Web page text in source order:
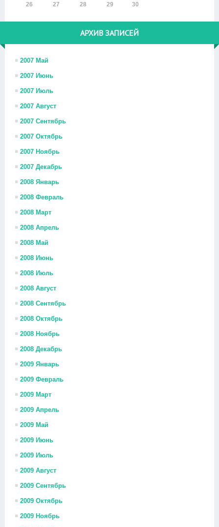
26 27 28 29 30
АРХИВ ЗАПИСЕЙ
2007 Май
2007 Июнь
2007 Июль
2007 Август
2007 Сентябрь
2007 Октябрь
2007 Ноябрь
2007 Декабрь
2008 Январь
2008 Февраль
2008 Март
2008 Апрель
2008 Май
2008 Июнь
2008 Июль
2008 Август
2008 Сентябрь
2008 Октябрь
2008 Ноябрь
2008 Декабрь
2009 Январь
2009 Февраль
2009 Март
2009 Апрель
2009 Май
2009 Июнь
2009 Июль
2009 Август
2009 Сентябрь
2009 Октябрь
2009 Ноябрь